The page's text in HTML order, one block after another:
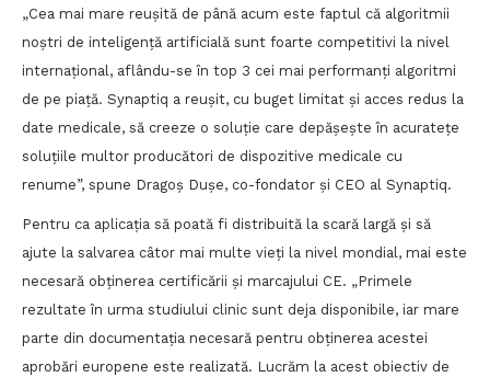
„Cea mai mare reușită de până acum este faptul că algoritmii
noștri de inteligență artificială sunt foarte competitivi la nivel
internațional, aflându-se în top 3 cei mai performanți algoritmi
de pe piață. Synaptiq a reușit, cu buget limitat și acces redus la
date medicale, să creeze o soluție care depășește în acuratețe
soluțiile multor producători de dispozitive medicale cu
renume”, spune Dragoș Dușe, co-fondator și CEO al Synaptiq.
Pentru ca aplicația să poată fi distribuită la scară largă și să
ajute la salvarea câtor mai multe vieți la nivel mondial, mai este
necesară obținerea certificării și marcajului CE. „Primele
rezultate în urma studiului clinic sunt deja disponibile, iar mare
parte din documentația necesară pentru obținerea acestei
aprobări europene este realizată. Lucrăm la acest obiectiv de